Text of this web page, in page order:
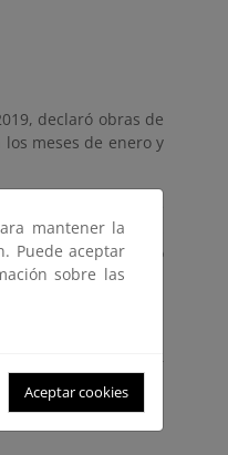
declaró obras de
meses de enero y
N-634 entre las
el mismo que rompió
daños de menor
mantener la
Puede aceptar
sobre las
Aceptar cookies